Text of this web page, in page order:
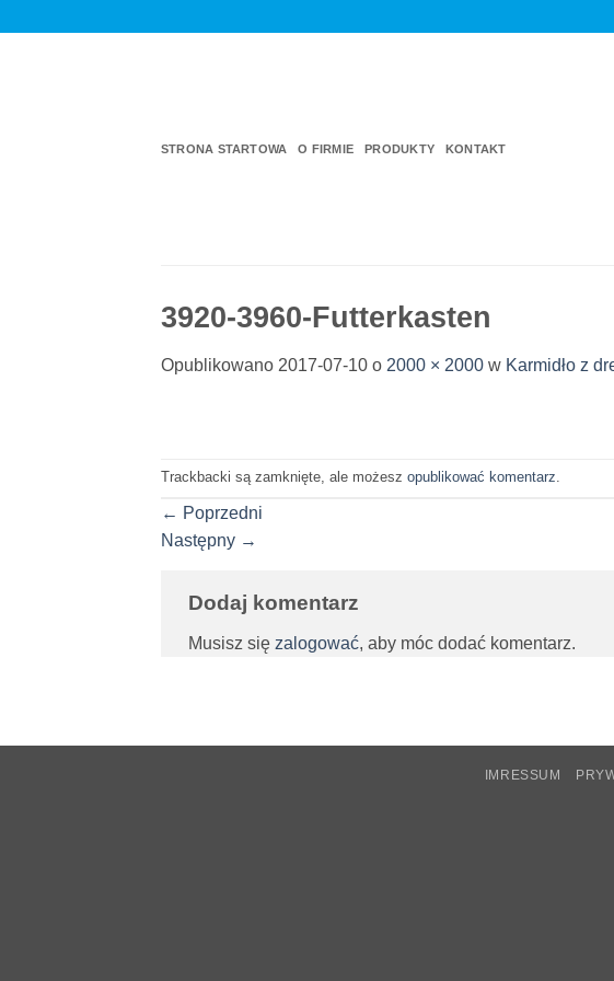
STRONA STARTOWA O FIRMIE PRODUKTY KONTAKT
3920-3960-Futterkasten
Opublikowano 2017-07-10 o 2000 × 2000 w Karmidło z
Trackbacki są zamknięte, ale możesz opublikować komentarz
← Poprzedni
Następny →
Dodaj komentarz
Musisz się zalogować, aby móc dodać komentarz.
IMRESSUM